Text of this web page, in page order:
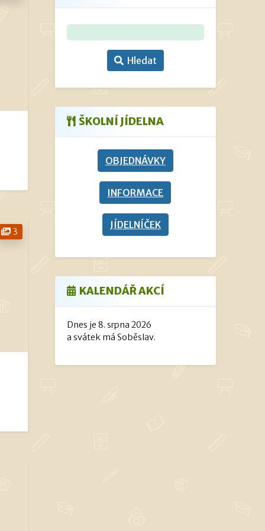
3
Hledat
ŠKOLNÍ JÍDELNA
OBJEDNÁVKY
INFORMACE
JÍDELNÍČEK
KALENDÁŘ AKCÍ
Dnes je 8. srpna 2026
a svátek má Soběslav.